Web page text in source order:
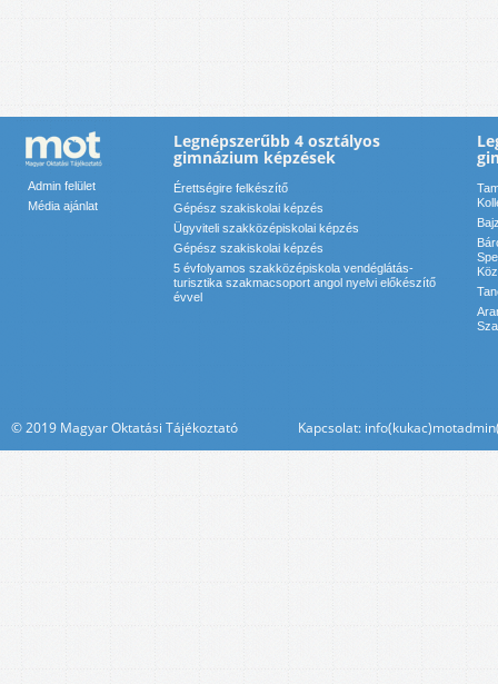
Admin felület
Média ajánlat
Legnépszerűbb 4 osztályos
gimnázium képzések
Érettségire felkészítő
Gépész szakiskolai képzés
Ügyviteli szakközépiskolai képzés
Gépész szakiskolai képzés
5 évfolyamos szakközépiskola vendéglátás-
turisztika szakmacsoport angol nyelvi előkészítő
évvel
© 2019 Magyar Oktatási Tájékoztató Kapcsolat: